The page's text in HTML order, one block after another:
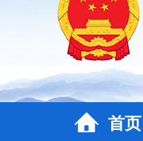
首页